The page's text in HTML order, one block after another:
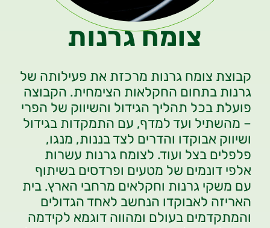
צומח גרנות
קבוצת צומח גרנות מרכזת את פעילותה של
גרנות בתחום החקלאות הצימחית. הקבוצה
פועלת בכל תהליך הגידול והשיווק של הפרי
– מהשתיל ועד למדף, עם התמקדות בגידול
ושיווק אבוקדו והדרים לצד בננות, מנגו,
פלפלים בצל ועוד. לצומח גרנות עשרות
אלפי דונמים של מטעים ופרדסים בשיתוף
עם משקי גרנות וחקלאים מרחבי הארץ. בית
האריזה לאבוקדו הנחשב לאחד הגדולים
והמתקדמים בעולם ומהווה דוגמא לקידמה